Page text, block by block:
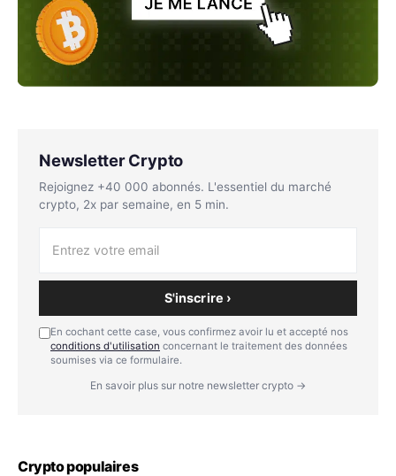
Newsletter Crypto
Rejoignez +40 000 abonnés. L'essentiel du marché
crypto, 2x par semaine, en 5 min.
S'inscrire ›
En cochant cette case, vous confirmez avoir lu et accepté nos
conditions d'utilisation concernant le traitement des données
soumises via ce formulaire.
En savoir plus sur notre newsletter crypto →
Crypto populaires